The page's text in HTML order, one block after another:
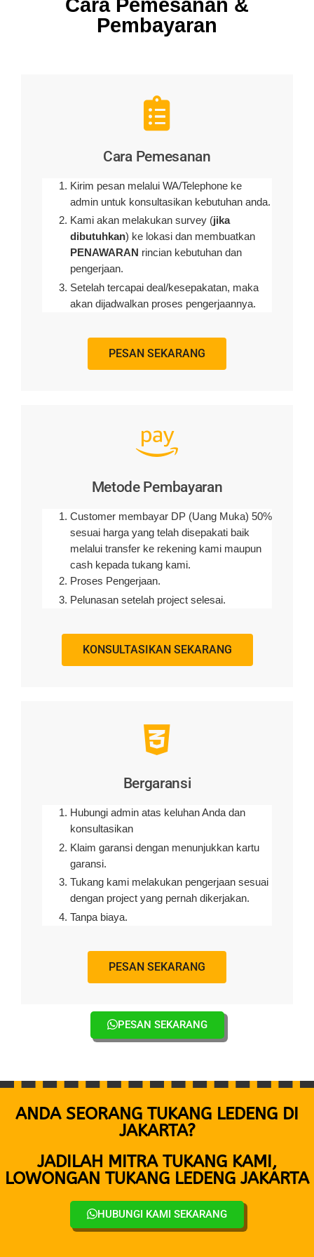
Cara Pemesanan &
Pembayaran
Cara Pemesanan
Kirim pesan melalui WA/Telephone ke
admin untuk konsultasikan kebutuhan anda.
Kami akan melakukan survey (jika
dibutuhkan) ke lokasi dan membuatkan
PENAWARAN rincian kebutuhan dan
pengerjaan.
Setelah tercapai deal/kesepakatan, maka
akan dijadwalkan proses pengerjaannya.
PESAN SEKARANG
Metode Pembayaran
Customer membayar DP (Uang Muka) 50%
sesuai harga yang telah disepakati baik
melalui transfer ke rekening kami maupun
cash kepada tukang kami.
Proses Pengerjaan.
Pelunasan setelah project selesai.
KONSULTASIKAN SEKARANG
Bergaransi
Hubungi admin atas keluhan Anda dan
konsultasikan
Klaim garansi dengan menunjukkan kartu
garansi.
Tukang kami melakukan pengerjaan sesuai
dengan project yang pernah dikerjakan.
Tanpa biaya.
PESAN SEKARANG
PESAN SEKARANG
ANDA SEORANG TUKANG LEDENG DI
JAKARTA?
JADILAH MITRA TUKANG KAMI,
LOWONGAN TUKANG LEDENG JAKARTA
HUBUNGI KAMI SEKARANG